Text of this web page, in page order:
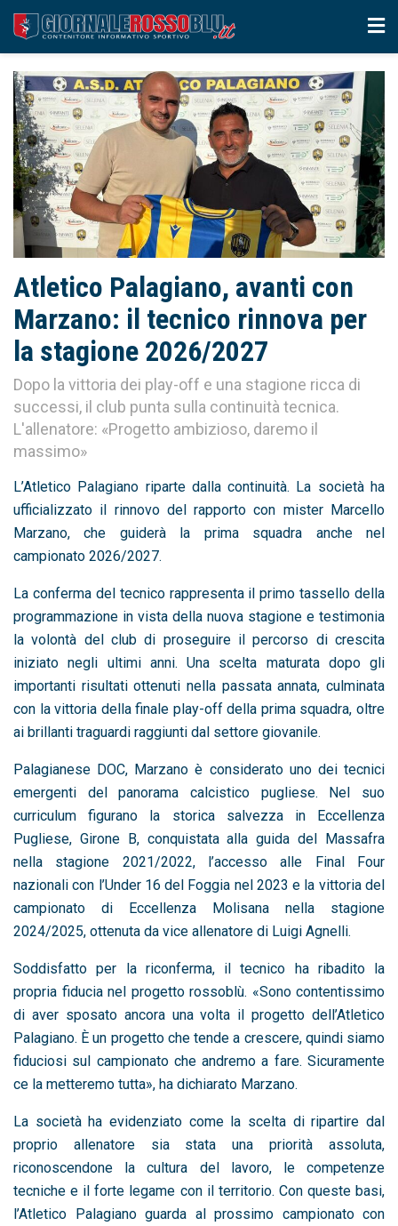
Atletico Palagiano, avanti con
Marzano: il tecnico rinnova per
la stagione 2026/2027
Dopo la vittoria dei play-off e una stagione ricca di
successi, il club punta sulla continuità tecnica.
L'allenatore: «Progetto ambizioso, daremo il
massimo»
L’Atletico Palagiano riparte dalla continuità. La società ha
ufficializzato il rinnovo del rapporto con mister Marcello
Marzano, che guiderà la prima squadra anche nel
campionato 2026/2027.
La conferma del tecnico rappresenta il primo tassello della
programmazione in vista della nuova stagione e testimonia
la volontà del club di proseguire il percorso di crescita
iniziato negli ultimi anni. Una scelta maturata dopo gli
importanti risultati ottenuti nella passata annata, culminata
con la vittoria della finale play-off della prima squadra, oltre
ai brillanti traguardi raggiunti dal settore giovanile.
Palagianese DOC, Marzano è considerato uno dei tecnici
emergenti del panorama calcistico pugliese. Nel suo
curriculum figurano la storica salvezza in Eccellenza
Pugliese, Girone B, conquistata alla guida del Massafra
nella stagione 2021/2022, l’accesso alle Final Four
nazionali con l’Under 16 del Foggia nel 2023 e la vittoria del
campionato di Eccellenza Molisana nella stagione
2024/2025, ottenuta da vice allenatore di Luigi Agnelli.
Soddisfatto per la riconferma, il tecnico ha ribadito la
propria fiducia nel progetto rossoblù. «Sono contentissimo
di aver sposato ancora una volta il progetto dell’Atletico
Palagiano. È un progetto che tende a crescere, quindi siamo
fiduciosi sul campionato che andremo a fare. Sicuramente
ce la metteremo tutta», ha dichiarato Marzano.
La società ha evidenziato come la scelta di ripartire dal
proprio allenatore sia stata una priorità assoluta,
riconoscendone la cultura del lavoro, le competenze
tecniche e il forte legame con il territorio. Con queste basi,
l’Atletico Palagiano guarda al prossimo campionato con